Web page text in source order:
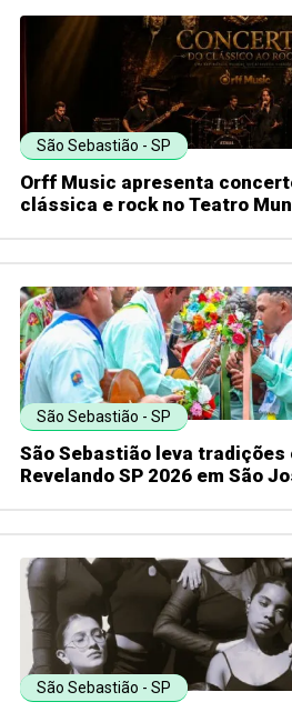
São Sebastião - SP
Orff Music apresenta
clássica e rock no Teatro
São Sebastião - SP
São Sebastião leva tradições
Revelando SP 2026 em São
São Sebastião - SP